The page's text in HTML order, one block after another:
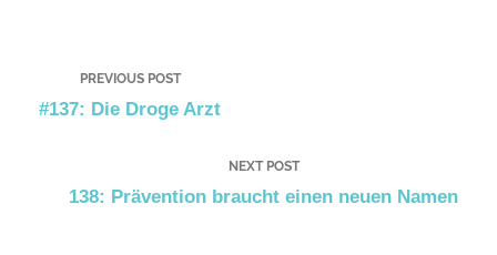
PREVIOUS POST
#137: Die Droge Arzt
NEXT POST
138: Prävention braucht einen neuen Namen